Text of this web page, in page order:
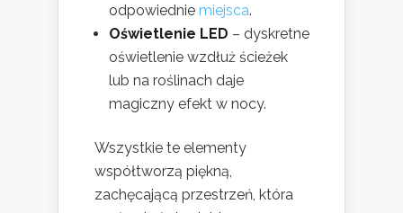
odpowiednie miejsca.
Oświetlenie LED – dyskretne
oświetlenie wzdłuż ścieżek
lub na roślinach daje
magiczny efekt w nocy.
Wszystkie te elementy
współtworzą piękną,
zachęcającą przestrzeń, która